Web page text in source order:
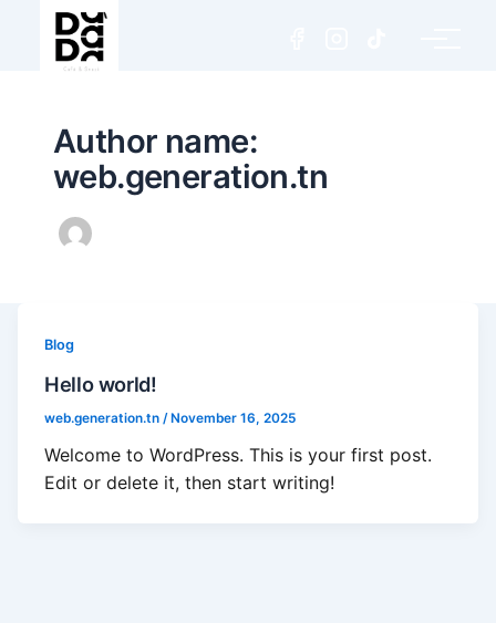
Author name:
web.generation.tn
Blog
Hello world!
web.generation.tn /November 16, 2025
Welcome to WordPress. This is your first post.
Edit or delete it, then start writing!